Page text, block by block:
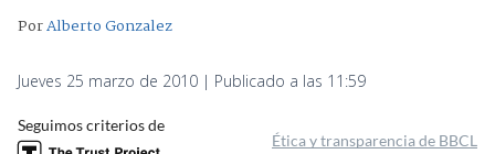
PorAlberto Gonzalez
Jueves 25 marzo de 2010 | Publicado a las 11:59
Seguimos criterios de
Ética y transparencia de BBCL